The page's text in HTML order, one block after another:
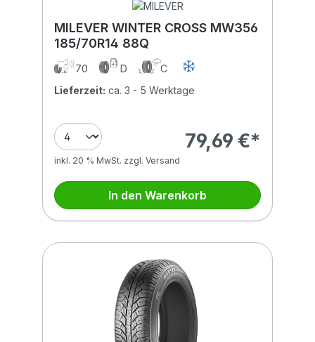
MILEVER WINTER CROSS MW356
185/70R14 88Q
70 D
C
Lieferzeit: ca. 3 - 5 Werktage
79,69 €*
inkl. 20 % MwSt. zzgl. Versand
In den Warenkorb